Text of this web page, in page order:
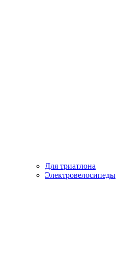
Для триатлона
Электровелосипеды